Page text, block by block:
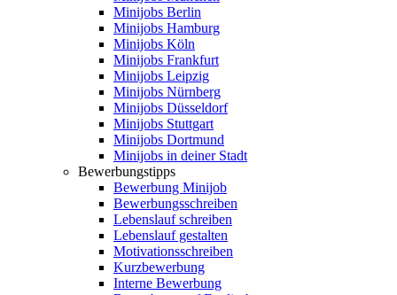
Minijobs Berlin
Minijobs Hamburg
Minijobs Köln
Minijobs Frankfurt
Minijobs Leipzig
Minijobs Nürnberg
Minijobs Düsseldorf
Minijobs Stuttgart
Minijobs Dortmund
Minijobs in deiner Stadt
Bewerbungstipps
Bewerbung Minijob
Bewerbungsschreiben
Lebenslauf schreiben
Lebenslauf gestalten
Motivationsschreiben
Kurzbewerbung
Interne Bewerbung